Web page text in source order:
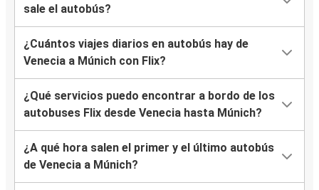
sale el autobús?
¿Cuántos viajes diarios en autobús hay de
Venecia a Múnich con Flix?
¿Qué servicios puedo encontrar a bordo de los
autobuses Flix desde Venecia hasta Múnich?
¿A qué hora salen el primer y el último autobús
de Venecia a Múnich?